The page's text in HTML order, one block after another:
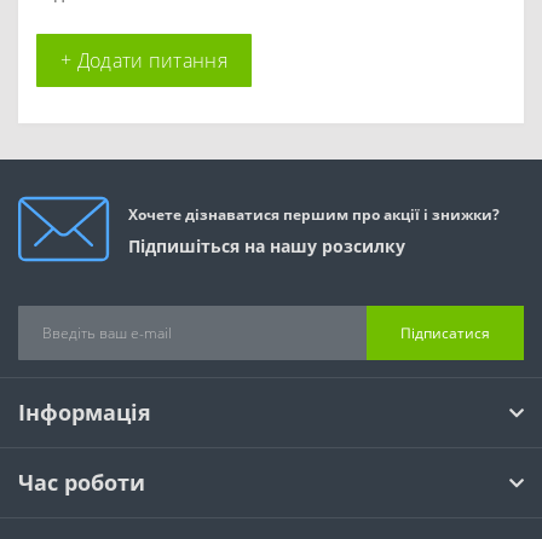
+ Додати питання
Хочете дізнаватися першим про акції і знижки?
Підпишіться на нашу розсилку
Підписатися
Інформація
Час роботи